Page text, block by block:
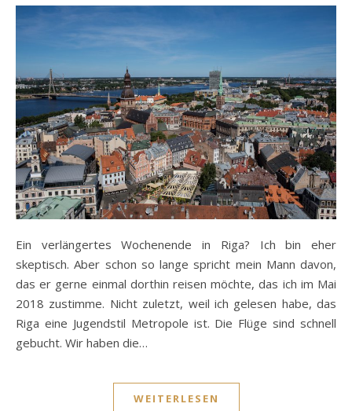
Ein verlängertes Wochenende in Riga? Ich bin eher
skeptisch. Aber schon so lange spricht mein Mann davon,
das er gerne einmal dorthin reisen möchte, das ich im Mai
2018 zustimme. Nicht zuletzt, weil ich gelesen habe, das
Riga eine Jugendstil Metropole ist. Die Flüge sind schnell
gebucht. Wir haben die…
WEITERLESEN